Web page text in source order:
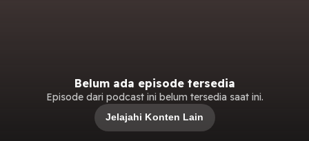
Belum ada episode tersedia
Episode dari podcast ini belum tersedia saat ini.
Jelajahi Konten Lain